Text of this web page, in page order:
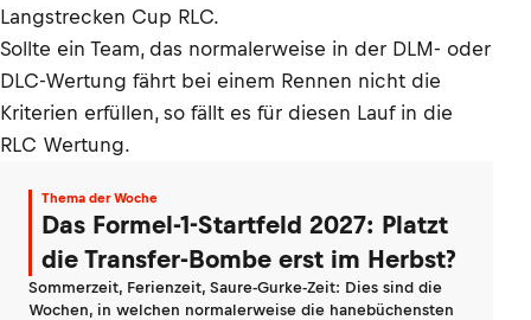
Langstrecken Cup RLC.
Sollte ein Team, das normalerweise in der DLM- oder
DLC-Wertung fährt bei einem Rennen nicht die
Kriterien erfüllen, so fällt es für diesen Lauf in die
RLC Wertung.
Thema der Woche
Das Formel-1-Startfeld 2027: Platzt
die Transfer-Bombe erst im Herbst?
Sommerzeit, Ferienzeit, Saure-Gurke-Zeit: Dies sind die
Wochen, in welchen normalerweise die hanebüchensten